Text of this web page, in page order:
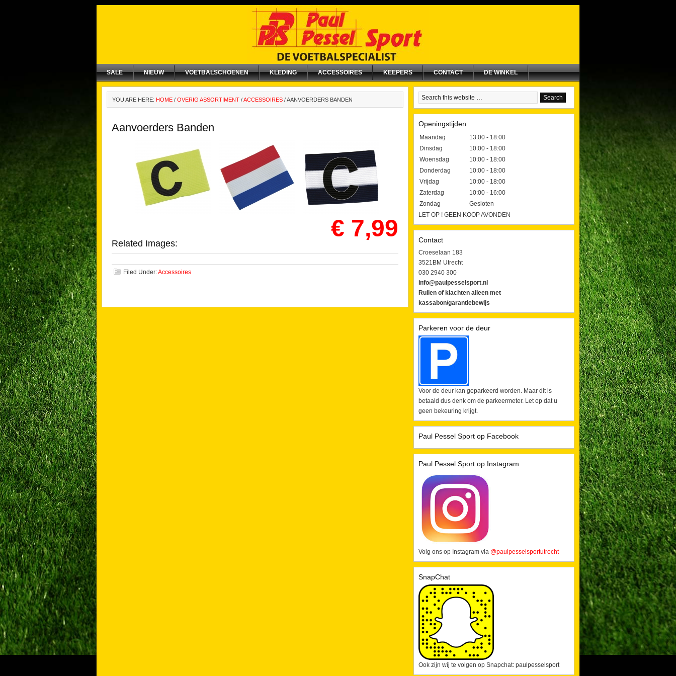
SALE NIEUW VOETBALSCHOENEN KLEDING ACCESSOIRES KEEPERS CONTACT DE WINKEL
YOU ARE HERE: HOME / OVERIG ASSORTIMENT /ACCESSOIRES /AANVOERDERS BANDEN
Aanvoerders Banden
€ 7,99
Related Images:
Filed Under:Accessoires
Openingstijden
Maandag
13:00 - 18:00
Dinsdag
10:00 - 18:00
Woensdag
10:00 - 18:00
Donderdag
10:00 - 18:00
Vrijdag
10:00 - 18:00
Zaterdag
10:00 - 16:00
Zondag
Gesloten
LET OP ! GEEN KOOP AVONDEN
Contact
Croeselaan 183
3521BM Utrecht
030 2940 300
info@paulpesselsport.nl
Ruilen of klachten alleen met
kassabon/garantiebewijs
Parkeren voor de deur
Voor de deur kan geparkeerd worden. Maar dit is
betaald dus denk om de parkeermeter. Let op dat u
geen bekeuring krijgt.
Paul Pessel Sport op Facebook
Paul Pessel Sport op Instagram
Volg ons op Instagram via @paulpesselsportutrecht
SnapChat
Ook zijn wij te volgen op Snapchat: paulpesselsport